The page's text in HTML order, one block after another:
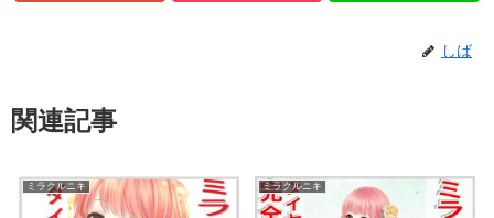
しば
関連記事
ミラクルニキ ミラクルニキ